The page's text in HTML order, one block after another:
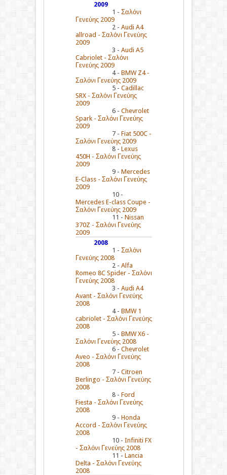
2009
1 - Σαλόνι
Γενεύης 2009
2 - Audi A4
allroad - Σαλόνι Γενεύης
2009
3 - Audi A5
Cabriolet - Σαλόνι
Γενεύης 2009
4 - BMW Z4 -
Σαλόνι Γενεύης 2009
5 - Cadillac
SRX - Σαλόνι Γενεύης
2009
6 - Chevrolet
Spark - Σαλόνι Γενεύης
2009
7 - Fiat 500C -
Σαλόνι Γενεύης 2009
8 - Lexus
450H - Σαλόνι Γενεύης
2009
9 - Mercedes
E-Class - Σαλόνι Γενεύης
2009
10 -
Mercedes E-class Coupe -
Σαλόνι Γενεύης 2009
11 - Nissan
370Z - Σαλόνι Γενεύης
2009
2008
1 - Σαλόνι
Γενεύης 2008
2 - Alfa
Romeo 8C Spider - Σαλόνι
Γενεύης 2008
3 - Audi A4
Avant - Σαλόνι Γενεύης
2008
4 - BMW 1
cabriolet - Σαλόνι Γενεύης
2008
5 - BMW X6 -
Σαλόνι Γενεύης 2008
6 - Chevrolet
Aveo - Σαλόνι Γενεύης
2008
7 - Citroen
Berlingo - Σαλόνι Γενεύης
2008
8 - Ford
Fiesta - Σαλόνι Γενεύης
2008
9 - Honda
Accord - Σαλόνι Γενεύης
2008
10 - Infiniti FX
- Σαλόνι Γενεύης 2008
11 - Lancia
Delta - Σαλόνι Γενεύης
2008